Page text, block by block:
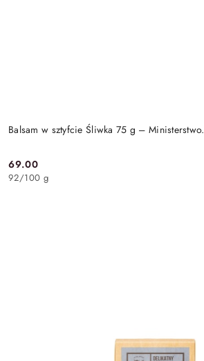
Balsam w sztyfcie Śliwka 75 g – Ministerstwo.
Cena:
69.00
92/100 g